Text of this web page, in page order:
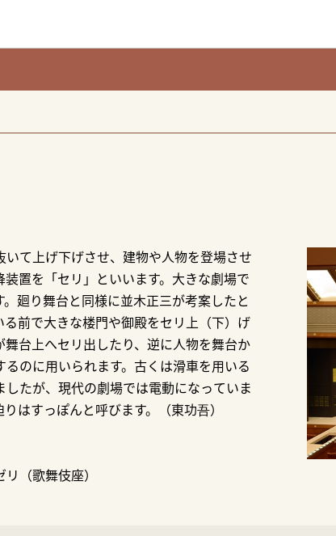
いて上げ下げさせ、建物や人物を登場させ
置を「セリ」といいます。大きな劇場で
廻り舞台と同様に並木正三が考案したと
る前で大きな楼門や御殿をセリ上（下）げ
舞台上へセリ出したり、逆に人物を舞台か
るのに用いられます。古くは滑車を用いる
したが、現代の劇場では電動になっていま
はすっぽんと呼びます。（東功吾）
（歌舞伎座）